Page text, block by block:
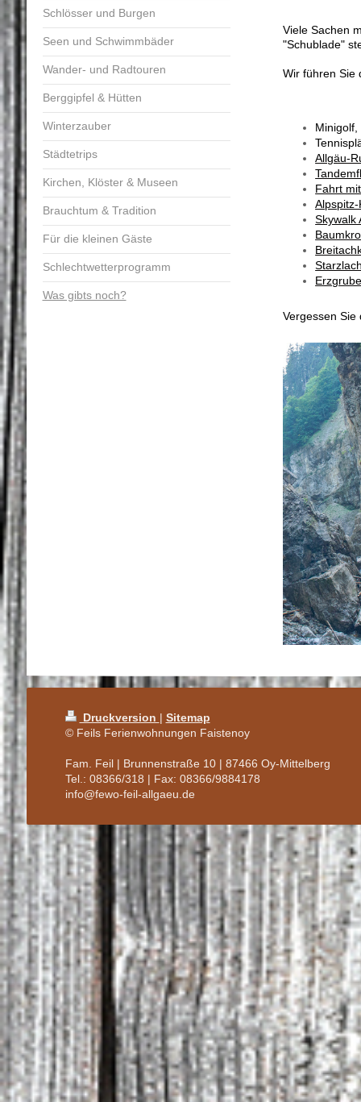
Viele Sachen
"Schublade"
Wir führen Sie
Allgäu-
Fahrt
Alpspitz-
Skywalk
Vergessen Sie
Schlösser und Burgen
Seen und Schwimmbäder
Wander- und Radtouren
Berggipfel & Hütten
Winterzauber
Städtetrips
Kirchen, Klöster & Museen
Brauchtum & Tradition
Für die kleinen Gäste
Schlechtwetterprogramm
Was gibts noch?
Druckversion | Sitemap
© Feils Ferienwohnungen Faistenoy
Fam. Feil | Brunnenstraße 10 | 87466 Oy-Mittelberg
Tel.: 08366/318 | Fax: 08366/9884178
info@fewo-feil-allgaeu.de